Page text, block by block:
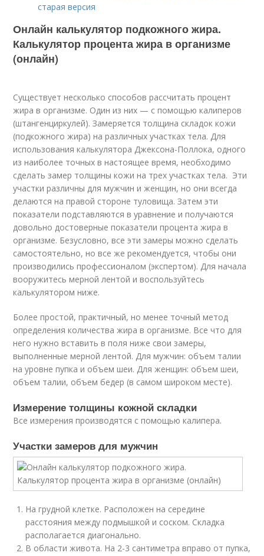
старая версия
Онлайн калькулятор подкожного жира.
Калькулятор процента жира в организме
(онлайн)
Существует несколько способов рассчитать процент
жира в организме. Один из них — с помощью калиперов
(штангенциркулей). Замеряется толщина складок кожи
(подкожного жира) на различных участках тела. Для
использования калькулятора Джексона-Поллока, одного
из наиболее точных в настоящее время, необходимо
сделать замер толщины кожи на трех участках тела. Эти
участки различны для мужчин и женщин, но они всегда
делаются на правой стороне туловища. Затем эти
показатели подставляются в уравнение и получаются
довольно достоверные показатели процента жира в
организме. Безусловно, все эти замеры можно сделать
самостоятельно, но все же рекомендуется, чтобы они
производились профессионалом (экспертом). Для начала
вооружитесь мерной лентой и воспользуйтесь
калькулятором ниже.
Более простой, практичный, но менее точный метод
определения количества жира в организме. Все что для
него нужно вставить в поля ниже свои замеры,
выполненные мерной лентой. Для мужчин: объем талии
на уровне пупка и объем шеи. Для женщин: объем шеи,
объем талии, объем бедер (в самом широком месте).
Измерение толщины кожной складки
Все измерения производятся с помощью калипера.
Участки замеров для мужчин
На грудной клетке. Расположен на середине
расстояния между подмышкой и соском. Складка
располагается диагонально.
В области живота. На 2-3 сантиметра вправо от пупка,